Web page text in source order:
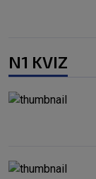
N1 KVIZ